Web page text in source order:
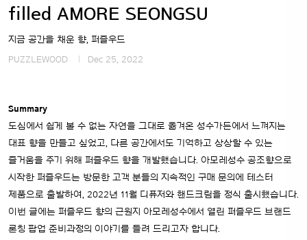
filled AMORE SEONGSU
지금 공간을 채운 향, 퍼즐우드
PUZZLEWOOD Dec 25, 2022
Summary
도심에서 쉽게 볼 수 없는 자연을 그대로 옮겨온 성수가든에서 느껴지는
대표 향을 만들고 싶었고, 다른 공간에서도 기억하고 상상할 수 있는
즐거움을 주기 위해 퍼즐우드 향을 개발했습니다. 아모레성수 공조향으로
시작한 퍼즐우드는 방문한 고객 분들의 지속적인 구매 문의에 테스터
제품으로 출발하여, 2022년 11월 디퓨저와 핸드크림을 정식 출시했습니다.
이번 글에는 퍼즐우드 향의 근원지 아모레성수에서 열린 퍼즐우드 브랜드
론칭 팝업 준비과정의 이야기를 들려 드리고자 합니다.